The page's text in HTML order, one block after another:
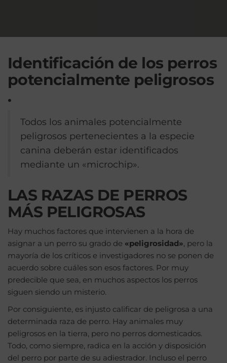
Identificación de los perros
potencialmente peligrosos
.
Todos los animales potencialmente
peligrosos pertenecientes a la especie
canina deberán estar identificados
mediante un «microchip».
LAS RAZAS DE PERROS
MÁS PELIGROSAS
Hay muchos factores que intervienen a la hora de
asignar a un perro su grado de «peligrosidad», pero la
mayoría de los críticos e investigadores no se ponen de
acuerdo sobre cuáles son esos factores. Por muy
predecible que sea, en muchos aspectos los perros
siguen siendo un misterio.
Por consiguiente, es injusto calificar de peligrosa a una
determinada raza de perro. Hay animales muy
peligrosos en la tierra, pero no perros domesticados.
Todo, como siempre, radica en la acción y disposición
del perro por parte de su adiestrador. Incluso el perro